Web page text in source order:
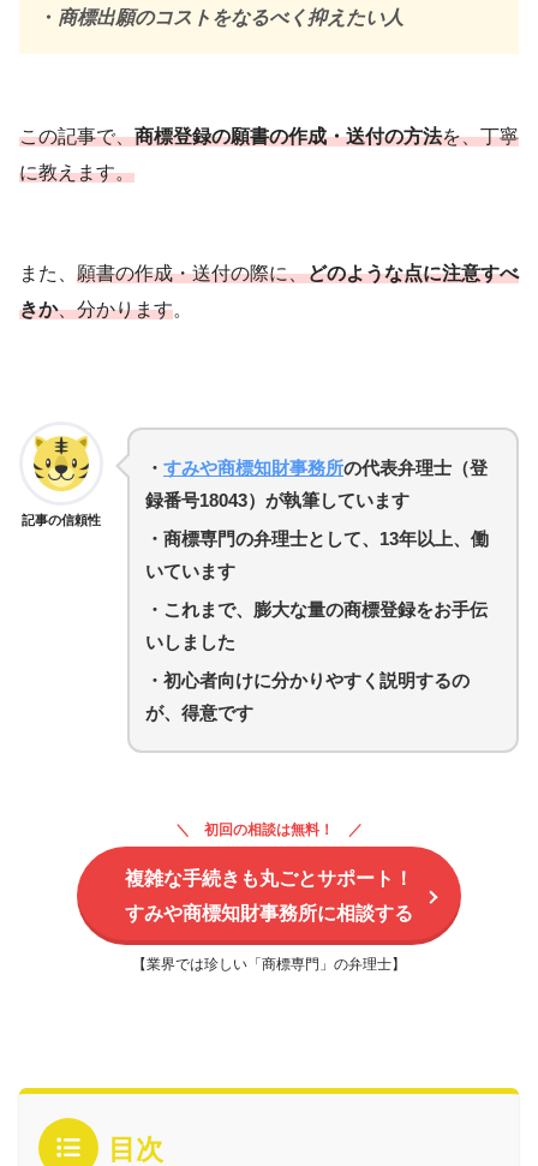
・ 商標出願のコストをなるべく抑えたい人
この記事で、商標登録の願書の作成・送付の方法を、丁寧
に教えます。
また、 願書の作成・送付の際に、どのような点に注意すべ
きか、分かります。
記事の信頼性
・ すみや商標知財事務所の代表弁理士（登
録番号18043）が執筆しています
・商標専門の弁理士として、13年以上、働
いています
・ これまで、膨大な量の商標登録をお手伝
いしました
・初心者向けに分かりやすく説明するの
が、得意です
初回の相談は無料！
複雑な手続きも丸ごとサポート！
すみや商標知財事務所に相談する
【業界では珍しい「商標専門」の弁理士】
目次